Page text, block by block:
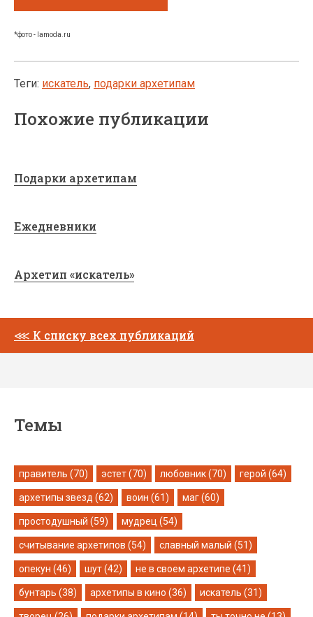
*фото - lamoda.ru
Теги: искатель, подарки архетипам
Похожие публикации
Подарки архетипам
Ежедневники
Архетип «искатель»
⋘ К списку всех публикаций
Темы
правитель (70) эстет (70) любовник (70) герой (64)
архетипы звезд (62) воин (61) маг (60)
простодушный (59) мудрец (54)
считывание архетипов (54) славный малый (51)
опекун (46) шут (42) не в своем архетипе (41)
бунтарь (38) архетипы в кино (36) искатель (31)